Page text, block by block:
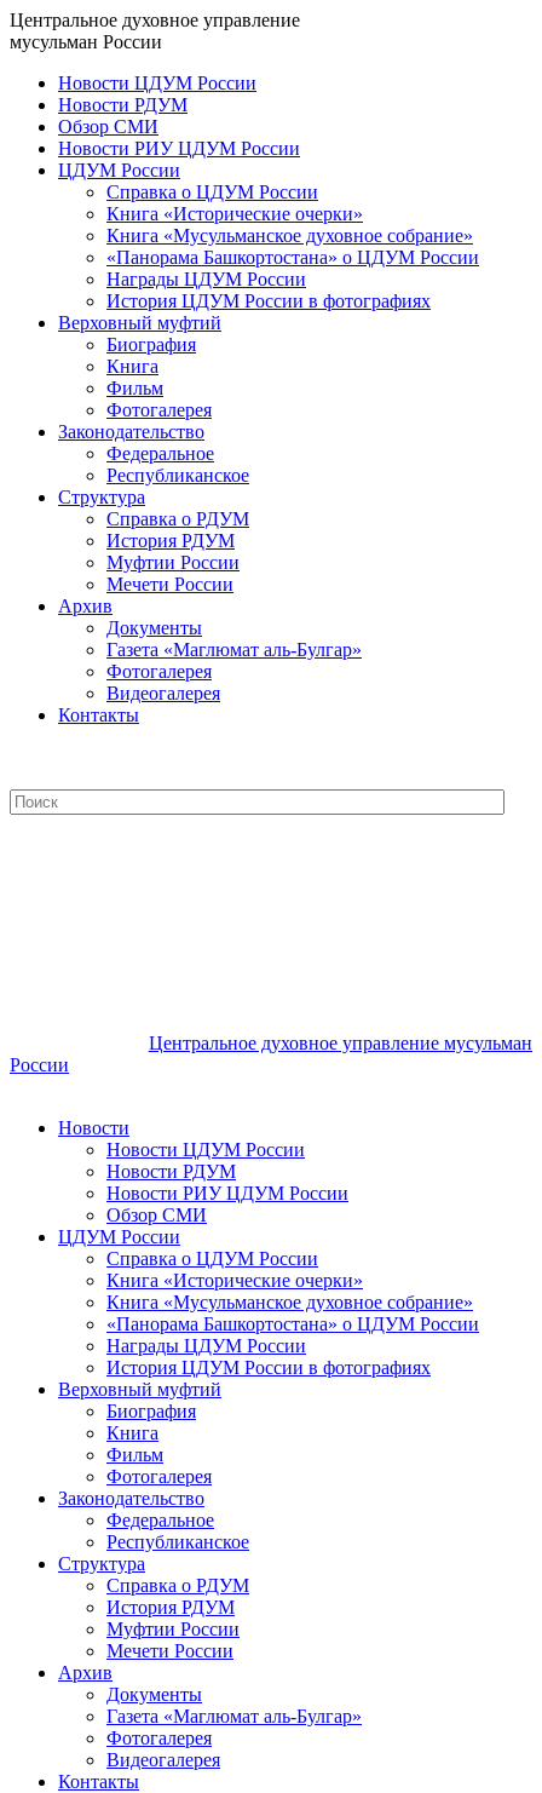
Центральное духовное управление
мусульман России
Новости ЦДУМ России
Новости РДУМ
Обзор СМИ
Новости РИУ ЦДУМ России
ЦДУМ России
Справка о ЦДУМ России
Книга «Исторические очерки»
Книга «Мусульманское духовное собрание»
«Панорама Башкортостана» о ЦДУМ России
Награды ЦДУМ России
История ЦДУМ России в фотографиях
Верховный муфтий
Биография
Книга
Фильм
Фотогалерея
Законодательство
Федеральное
Республиканское
Структура
Справка о РДУМ
История РДУМ
Муфтии России
Мечети России
Архив
Документы
Газета «Маглюмат аль-Булгар»
Фотогалерея
Видеогалерея
Контакты
Центральное духовное управление мусульман
России
Новости
Новости ЦДУМ России
Новости РДУМ
Новости РИУ ЦДУМ России
Обзор СМИ
ЦДУМ России
Справка о ЦДУМ России
Книга «Исторические очерки»
Книга «Мусульманское духовное собрание»
«Панорама Башкортостана» о ЦДУМ России
Награды ЦДУМ России
История ЦДУМ России в фотографиях
Верховный муфтий
Биография
Книга
Фильм
Фотогалерея
Законодательство
Федеральное
Республиканское
Структура
Справка о РДУМ
История РДУМ
Муфтии России
Мечети России
Архив
Документы
Газета «Маглюмат аль-Булгар»
Фотогалерея
Видеогалерея
Контакты